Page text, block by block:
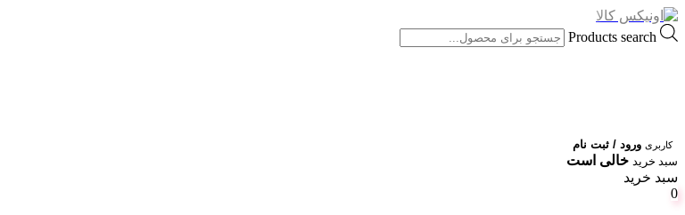
Products search
کاربری ورود / ثبت نام
سبد خرید خالی است
سبد خرید
0